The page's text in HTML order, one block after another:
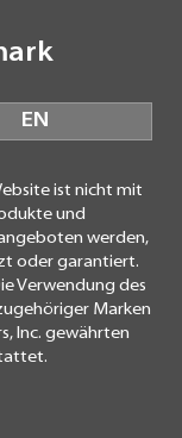
EN
ist nicht mit
und
werden,
oder garantiert.
Verwendung des
Marken
Inc. gewährten